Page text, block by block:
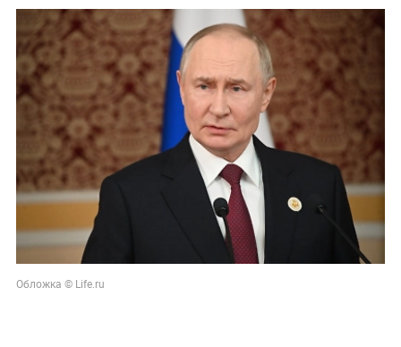
Обложка © Life.ru